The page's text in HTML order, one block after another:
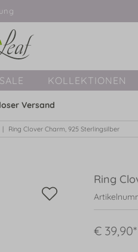
SALE KOLLEKTIONEN
Versand
Ring Clover Charm, 925 Sterlingsilber
Ring
€ 39,90*